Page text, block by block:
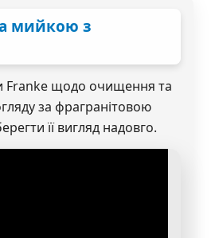
мийкою з
Franke щодо очищення та
за фрагранітовою
її вигляд надовго.